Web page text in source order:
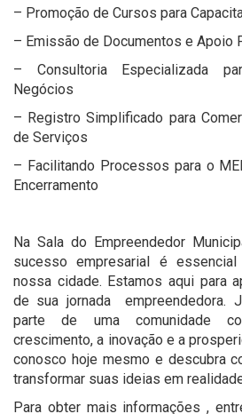
– Promoção de Cursos para
– Emissão de Documentos e Apoio
– Consultoria Especializada
Negócios
– Registro Simplificado para
de Serviços
– Facilitando Processos para o
Encerramento
Na Sala do Empreendedor
sucesso empresarial é
nossa cidade. Estamos aqui para
de sua jornada empreendedora.
parte de uma comunidade
crescimento, a inovação e a
conosco hoje mesmo e descubra
transformar suas ideias em
Para obter mais informações ,